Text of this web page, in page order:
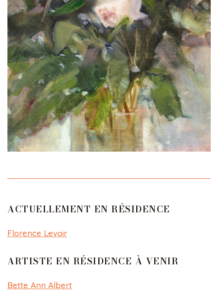
ACTUELLEMENT EN RÉSIDENCE
Florence Levoir
ARTISTE EN RÉSIDENCE À VENIR
Bette Ann Albert